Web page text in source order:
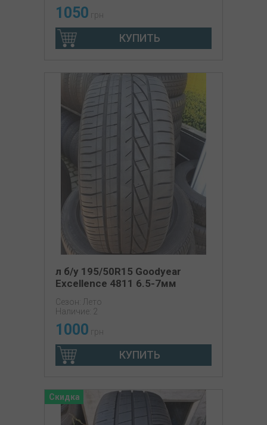
1050 грн
КУПИТЬ
л б/у 195/50R15 Goodyear
Excellence 4811 6.5-7мм
Сезон: Лето
Наличие: 2
1000 грн
КУПИТЬ
Скидка